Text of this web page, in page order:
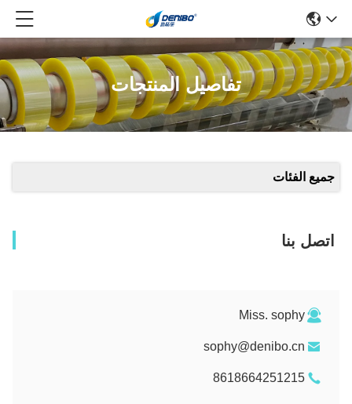
تفاصيل المنتجات
جميع الفئات
اتصل بنا
Miss. sophy
sophy@denibo.cn
8618664251215